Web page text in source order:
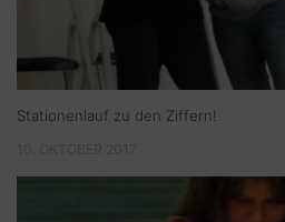
Stationenlauf zu den Ziffern!